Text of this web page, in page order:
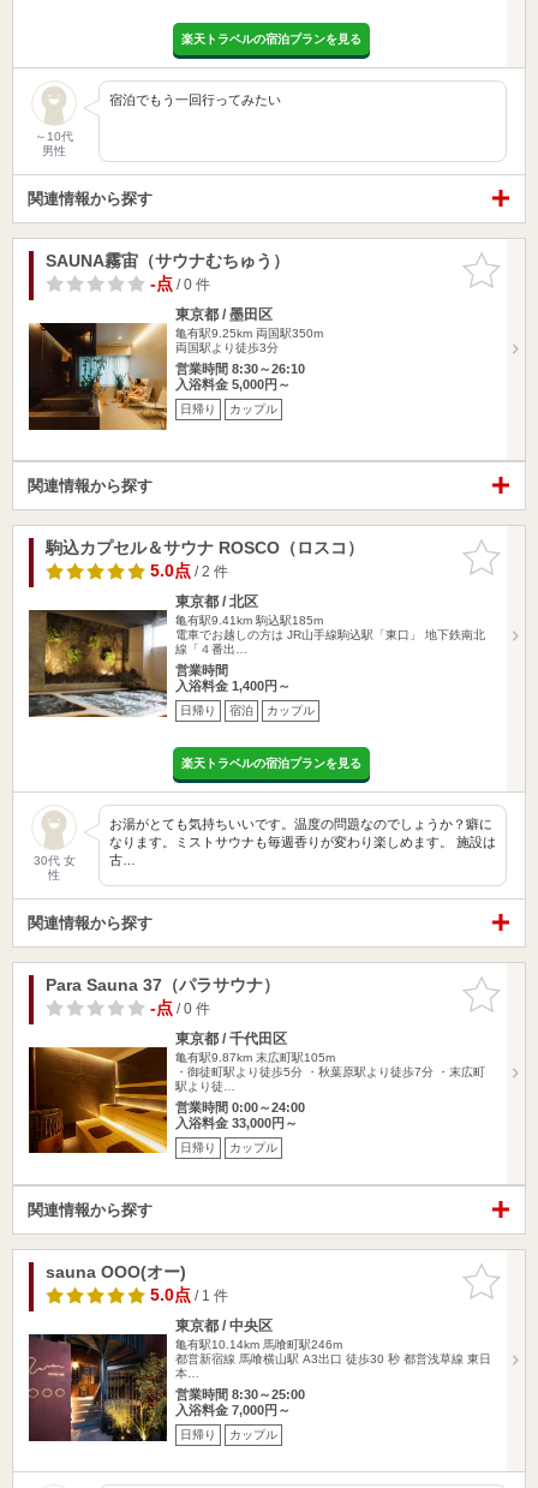
楽天トラベルの宿泊プランを見る
～10代
男性
宿泊でもう一回行ってみたい
関連情報から探す
お気に入
りに追加
SAUNA霧宙（サウナむちゅう）
-点/ 0 件
東京都 / 墨田区
亀有駅9.25km 両国駅350m
両国駅より徒歩3分
営業時間 8:30～26:10
入浴料金 5,000円～
日帰り カップル
関連情報から探す
お気に入
りに追加
駒込カプセル＆サウナ ROSCO（ロスコ）
5.0点/ 2 件
東京都 / 北区
亀有駅9.41km 駒込駅185m
電車でお越しの方は JR山手線駒込駅「東口」 地下鉄南北
線「４番出…
営業時間
入浴料金 1,400円～
日帰り 宿泊 カップル
楽天トラベルの宿泊プランを見る
30代 女
性
お湯がとても気持ちいいです。温度の問題なのでしょうか？癖に
なります。ミストサウナも毎週香りが変わり楽しめます。 施設は
古…
関連情報から探す
お気に入
りに追加
Para Sauna 37（パラサウナ）
-点/ 0 件
東京都 / 千代田区
亀有駅9.87km 末広町駅105m
・御徒町駅より徒歩5分 ・秋葉原駅より徒歩7分 ・末広町
駅より徒…
営業時間 0:00～24:00
入浴料金 33,000円～
日帰り カップル
関連情報から探す
お気に入
りに追加
sauna OOO(オー)
5.0点/ 1 件
東京都 / 中央区
亀有駅10.14km 馬喰町駅246m
都営新宿線 馬喰横山駅 A3出口 徒歩30 秒 都営浅草線 東日
本…
営業時間 8:30～25:00
入浴料金 7,000円～
日帰り カップル